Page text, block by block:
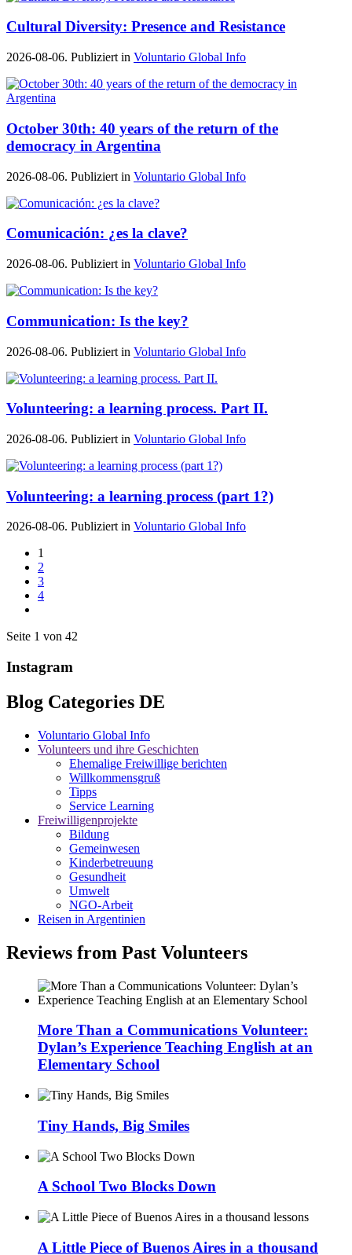
Cultural Diversity: Presence and Resistance
2026-08-06. Publiziert in Voluntario Global Info
October 30th: 40 years of the return of the
democracy in Argentina
2026-08-06. Publiziert in Voluntario Global Info
Comunicación: ¿es la clave?
2026-08-06. Publiziert in Voluntario Global Info
Communication: Is the key?
2026-08-06. Publiziert in Voluntario Global Info
Volunteering: a learning process. Part II.
2026-08-06. Publiziert in Voluntario Global Info
Volunteering: a learning process (part 1?)
2026-08-06. Publiziert in Voluntario Global Info
1
2
3
4
Seite 1 von 42
Instagram
Blog Categories DE
Voluntario Global Info
Volunteers und ihre Geschichten
Ehemalige Freiwillige berichten
Willkommensgruß
Tipps
Service Learning
Freiwilligenprojekte
Bildung
Gemeinwesen
Kinderbetreuung
Gesundheit
Umwelt
NGO-Arbeit
Reisen in Argentinien
Reviews from Past Volunteers
More Than a Communications Volunteer:
Dylan’s Experience Teaching English at an
Elementary School
Tiny Hands, Big Smiles
A School Two Blocks Down
A Little Piece of Buenos Aires in a thousand